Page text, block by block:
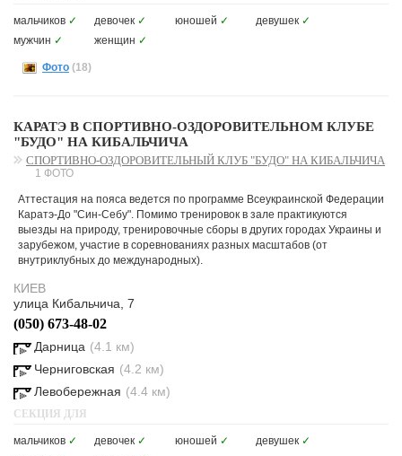
мальчиков ✓ девочек ✓ юношей ✓ девушек ✓
мужчин ✓ женщин ✓
Фото (18)
КАРАТЭ В СПОРТИВНО-ОЗДОРОВИТЕЛЬНОМ КЛУБЕ
"БУДО" НА КИБАЛЬЧИЧА
СПОРТИВНО-ОЗДОРОВИТЕЛЬНЫЙ КЛУБ "БУДО" НА КИБАЛЬЧИЧА
1 ФОТО
Аттестация на пояса ведется по программе Всеукраинской Федерации
Каратэ-До "Син-Себу". Помимо тренировок в зале практикуются
выезды на природу, тренировочные сборы в других городах Украины и
зарубежом, участие в соревнованиях разных масштабов (от
внутриклубных до международных).
КИЕВ
улица Кибальчича, 7
(050) 673-48-02
Дарница (4.1 км)
Черниговская (4.2 км)
Левобережная (4.4 км)
СЕКЦИЯ ДЛЯ
мальчиков ✓ девочек ✓ юношей ✓ девушек ✓